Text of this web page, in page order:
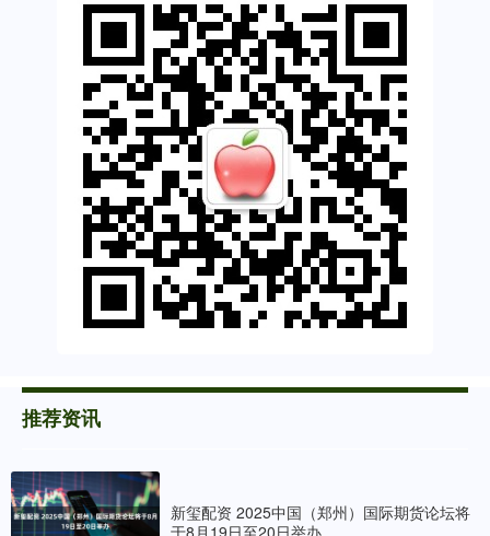
推荐资讯
新玺配资 2025中国（郑州）国际期货论坛将
于8月19日至20日举办